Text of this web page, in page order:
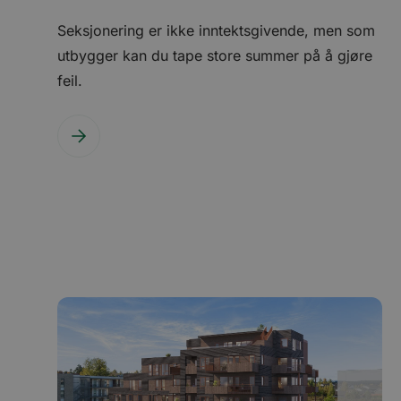
Seksjonering er ikke inntektsgivende, men som
utbygger kan du tape store summer på å gjøre
feil.